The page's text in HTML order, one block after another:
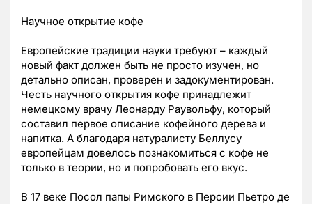
Научное открытие кофе
Европейские традиции науки требуют – каждый
новый факт должен быть не просто изучен, но
детально описан, проверен и задокументирован.
Честь научного открытия кофе принадлежит
немецкому врачу Леонарду Раувольфу, который
составил первое описание кофейного дерева и
напитка. А благодаря натуралисту Беллусу
европейцам довелось познакомиться с кофе не
только в теории, но и попробовать его вкус.
В 17 веке Посол папы Римского в Персии Пьетро де